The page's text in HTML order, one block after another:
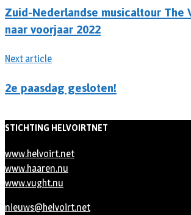
Zuid-Nederlandse musicaltour
naar voorjaar 2022
Next article
2e paasdag gesloten!
STICHTING HELVOIRTNET
www.helvoirt.net
www.haaren.nu
www.vught.nu
nieuws@helvoirt.net